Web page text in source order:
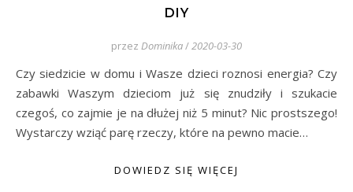
DIY
przez Dominika/2020-03-30
Czy siedzicie w domu i Wasze dzieci roznosi energia? Czy
zabawki Waszym dzieciom już się znudziły i szukacie
czegoś, co zajmie je na dłużej niż 5 minut? Nic prostszego!
Wystarczy wziąć parę rzeczy, które na pewno macie…
DOWIEDZ SIĘ WIĘCEJ